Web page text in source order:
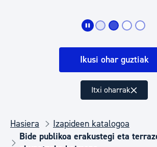
Ikusi ohar guztiak
Itxi oharrak
Hasiera
Izapideen katalogoa
Bide publikoa erakustegi eta